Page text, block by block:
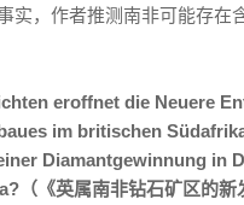
实，作者推测南非可能存在
eroffnet die Neuere
im britischen
Diamantgewinnung in
（《英属南非钻石矿区的新